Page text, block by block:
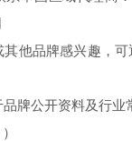
他品牌感兴趣，可
品牌公开资料及行